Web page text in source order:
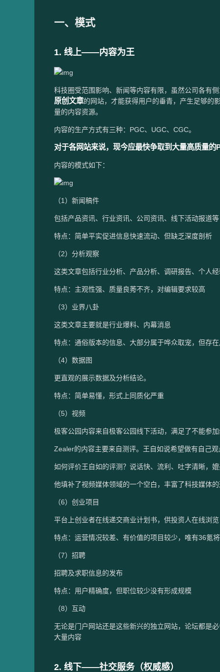
一、模式
1. 线上——内容为王
科技圈受范围影响、新闻等内容有限，虽然公司各有
原创文章的网站，才能获得用户的垂青，产生足够的
量的内容资源。
内容的生产方式有三种：PGC、UGC、CGC。
对于各网站来说，现今应最快争取到大量高质量
内容的模式如下：
（1）新闻稿件
包括产品资讯、行业资讯、公司资讯、线下活动报道等
特点：简单平实促进信息快速流动、但缺乏深度剖析
（2）分析观察
这类文章包括行业分析、产品分析、调研报告、个人
特点：主观性强、质量良莠不齐，对编辑要求较高
（3）业界八卦
这类文章主要就是行业爆料、内幕消息
特点：通俗版本的信息、大部分属于哗众取宠，但存
（4）数据图
更直观的展示数据及分析结论。
特点：简单易懂，形式上同质化严重
（5）视频
极客公园内容来自极客公园线下活动，满足了不能参
Zealer的内容主要来自测评。王自如说希望做有自己
如何评价王自如的评测？说话快、流利、吐字清晰，
他填补了视频媒体领域的一个空白，丰富了科技媒体
（6）创业项目
平台上创业者在线递交商业计划书，供投资人在线浏览
特点：运营情况较差、有价值的项目较少，唯有36氪
（7）招聘
招聘及求职信息的发布
特点：用户精确度，但职位较少没有形成规模
（8）互动
无论是门户网站还是这些新兴的独立网站，论坛都是
大量内容
2. 线下——社交服务（权威感）